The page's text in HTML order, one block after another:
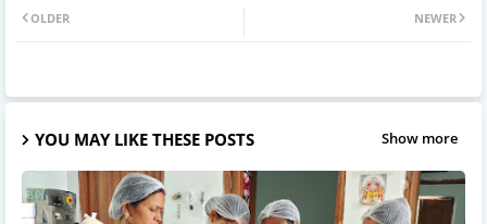
NEWER
OLDER
YOU MAY LIKE THESE POSTS Show more